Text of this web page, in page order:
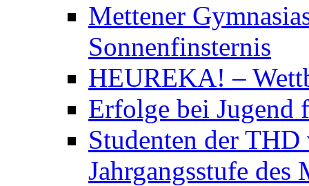
Mettener
Sonnenfinsternis
HEUREKA! –
Erfolge bei Jugend
Studenten der
Jahrgangsstufe